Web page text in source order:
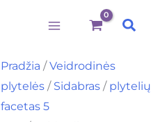
Pradžia /Veidrodinės
plytelės / Sidabras / plytelių
facetas 5
Veidrodinės
25x45
5mm
4